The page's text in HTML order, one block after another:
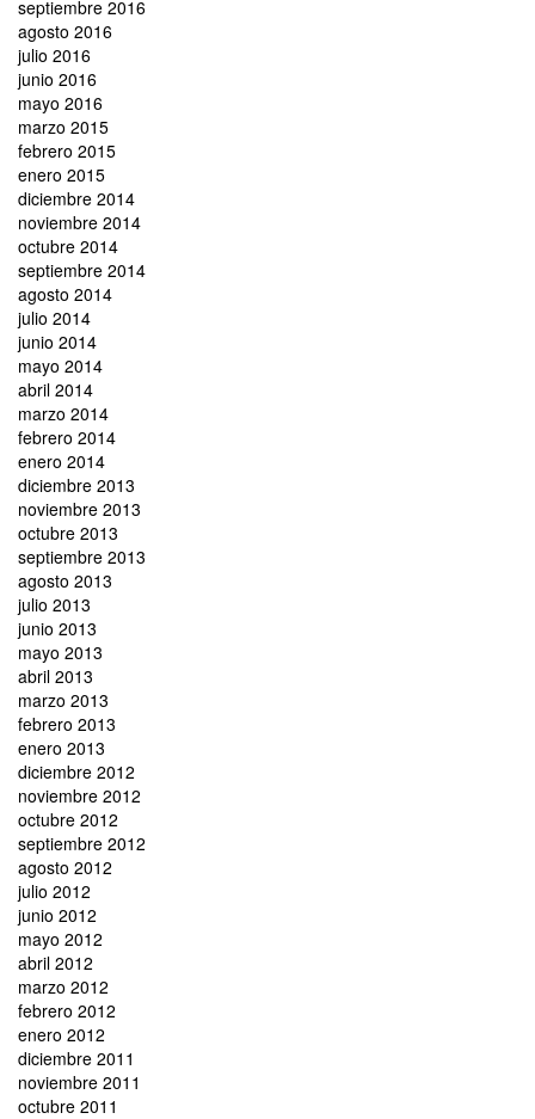
septiembre 2016
agosto 2016
julio 2016
junio 2016
mayo 2016
marzo 2015
febrero 2015
enero 2015
diciembre 2014
noviembre 2014
octubre 2014
septiembre 2014
agosto 2014
julio 2014
junio 2014
mayo 2014
abril 2014
marzo 2014
febrero 2014
enero 2014
diciembre 2013
noviembre 2013
octubre 2013
septiembre 2013
agosto 2013
julio 2013
junio 2013
mayo 2013
abril 2013
marzo 2013
febrero 2013
enero 2013
diciembre 2012
noviembre 2012
octubre 2012
septiembre 2012
agosto 2012
julio 2012
junio 2012
mayo 2012
abril 2012
marzo 2012
febrero 2012
enero 2012
diciembre 2011
noviembre 2011
octubre 2011